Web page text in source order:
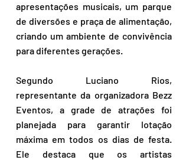
apresentações musicais, um parque
de diversões e praça de alimentação,
criando um ambiente de convivência
para diferentes gerações.
Segundo Luciano Rios,
representante da organizadora Bezz
Eventos, a grade de atrações foi
planejada para garantir lotação
máxima em todos os dias de festa.
Ele destaca que os artistas